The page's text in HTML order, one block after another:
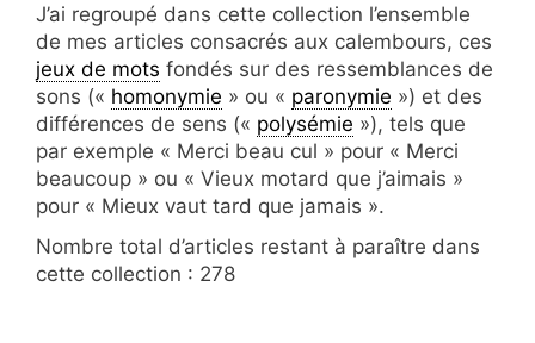
J’ai regroupé dans cette collection l’ensemble
de mes articles consacrés aux calembours, ces
jeux de mots fondés sur des ressemblances de
sons (« homonymie » ou « paronymie ») et des
différences de sens (« polysémie »), tels que
par exemple « Merci beau cul » pour « Merci
beaucoup » ou « Vieux motard que j’aimais »
pour « Mieux vaut tard que jamais ».
Nombre total d’articles restant à paraître dans
cette collection : 278